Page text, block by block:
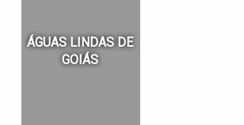
ÁGUAS LINDAS DE
GOIÁS